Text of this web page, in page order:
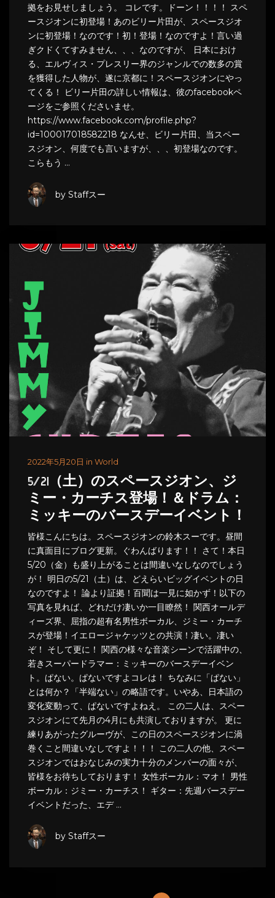
拠をお見せしましょう。 コレです。ドーン！！！！ スペ
ースジオンに初登場！あのビリー片田が、スペースジオ
ンに初登場！なのです！初！登場！なのですよ！言い過
ぎクドくてすみません、、、なのですが、 日本におけ
る、エルヴィス・プレスリー界のジャンルでの数多の賞
を獲得した人物が、遂に京都に！スペースジオンにやっ
てくる！ ビリー片田の詳しい情報は、彼のfacebookペ
ージをご参照くださいませ。
https://www.facebook.com/profile.php?
id=100017018582218 なんせ、ビリー片田、当スペー
スジオン、何度でも言いますが、、、初登場なのです。
こらもう …
by Staffスー
2022年5月20日 in World
5/21（土）のスペースジオン、ジ
ミー・カーチス登場！＆ドラム：
ミッキーのバースデーイベント！
皆様こんにちは。スペースジオンの鈴木スーです。昼間
に真面目にブログ更新。ぐわんばります！！ さて！本日
5/20（金）も盛り上がることは間違いなしなのでしょう
が！ 明日の5/21（土）は、どえらいビッグイベントの日
なのですよ！ 論より証拠！百聞は一見に如かず！以下の
写真を見れば、どれだけ凄いか一目瞭然！ 関西オールデ
ィーズ界、屈指の超有名男性ボーカル、ジミー・カーチ
スが登場！イエロージャケッツとの共演！凄い。凄い
ぞ！ そして更に！ 関西の様々な音楽シーンで活躍中の、
若きスーパードラマー：ミッキーのバースデーイベン
ト。ぱない。ぱないですよコレは！ ちなみに「ぱない」
とは何か？「半端ない」の略語です。いやあ、日本語の
変化変動って、ぱないですよねえ。 この二人は、スペー
スジオンにて先月の4月にも共演しておりますが。 更に
練りあがったグルーヴが、この日のスペースジオンに渦
巻くこと間違いなしですよ！！！ この二人の他、スペー
スジオンではおなじみの実力十分のメンバーの面々が、
皆様をお待ちしております！ 女性ボーカル：マオ！ 男性
ボーカル：ジミー・カーチス！ ギター：先週バースデー
イベントだった、エデ …
by Staffスー